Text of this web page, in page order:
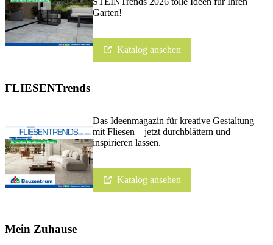
Garten!
Katalog ansehen
FLIESENTrends
Das Ideenmagazin für kreative Gestaltung
mit Fliesen – jetzt durchblättern und
inspirieren lassen.
Katalog ansehen
Mein Zuhause